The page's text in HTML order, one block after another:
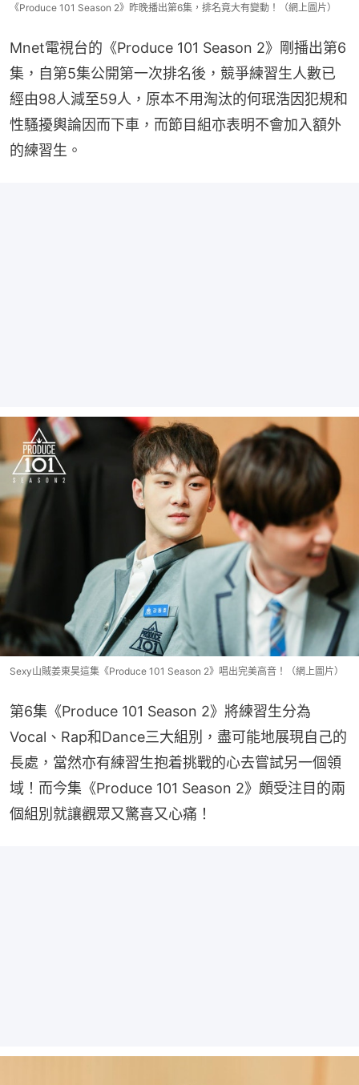
《Produce 101 Season 2》昨晚播出第6集，排名竟大有變動！（網上圖片）
Mnet電視台的《Produce 101 Season 2》剛播出第6
集，自第5集公開第一次排名後，競爭練習生人數已
經由98人減至59人，原本不用淘汰的何珉浩因犯規和
性騷擾輿論因而下車，而節目組亦表明不會加入額外
的練習生。
Sexy山賊姜東昊這集《Produce 101 Season 2》唱出完美高音！（網上圖片）
第6集《Produce 101 Season 2》將練習生分為
Vocal、Rap和Dance三大組別，盡可能地展現自己的
長處，當然亦有練習生抱着挑戰的心去嘗試另一個領
域！而今集《Produce 101 Season 2》頗受注目的兩
個組別就讓觀眾又驚喜又心痛！